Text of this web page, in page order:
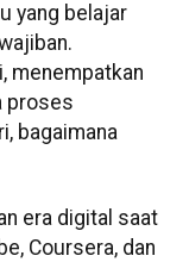
yang belajar
menempatkan
proses
bagaimana
era digital saat
Coursera, dan